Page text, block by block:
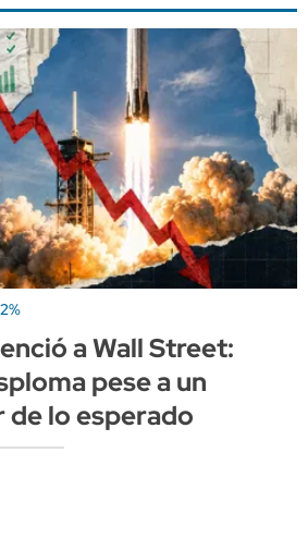
a Wall Street:
pese a un
de lo esperado